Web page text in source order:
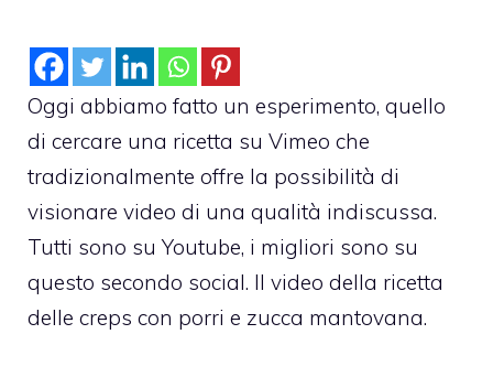
Oggi abbiamo fatto un esperimento, quello
di cercare una ricetta su Vimeo che
tradizionalmente offre la possibilità di
visionare video di una qualità indiscussa.
Tutti sono su Youtube, i migliori sono su
questo secondo social. Il video della ricetta
delle creps con porri e zucca mantovana.